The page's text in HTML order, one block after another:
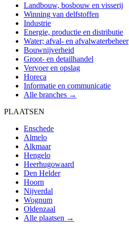
Landbouw, bosbouw en visserij
Winning van delfstoffen
Industrie
Energie, productie en distributie
Water; afval- en afvalwaterbeheer
Bouwnijverheid
Groot- en detailhandel
Vervoer en opslag
Horeca
Informatie en communicatie
Alle branches →
PLAATSEN
Enschede
Almelo
Alkmaar
Hengelo
Heerhugowaard
Den Helder
Hoorn
Nijverdal
Wognum
Oldenzaal
Alle plaatsen →